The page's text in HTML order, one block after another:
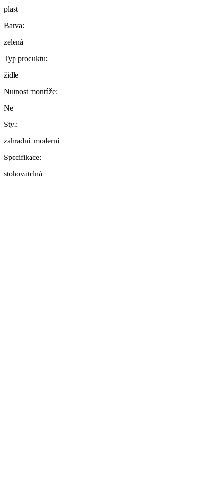
plast
Barva:
zelená
Typ produktu:
židle
Nutnost montáže:
Ne
Styl:
zahradní, moderní
Specifikace:
stohovatelná